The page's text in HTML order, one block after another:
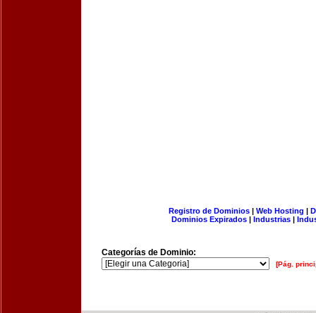
Registro de Dominios| Web Hosting |
Dominios Expirados | Industrias |
Categorías de Dominio:
[Pág.